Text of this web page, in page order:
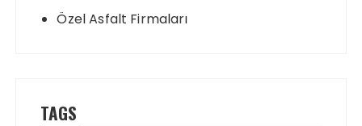
Özel Asfalt Firmaları
TAGS